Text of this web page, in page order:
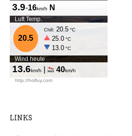
LINKS